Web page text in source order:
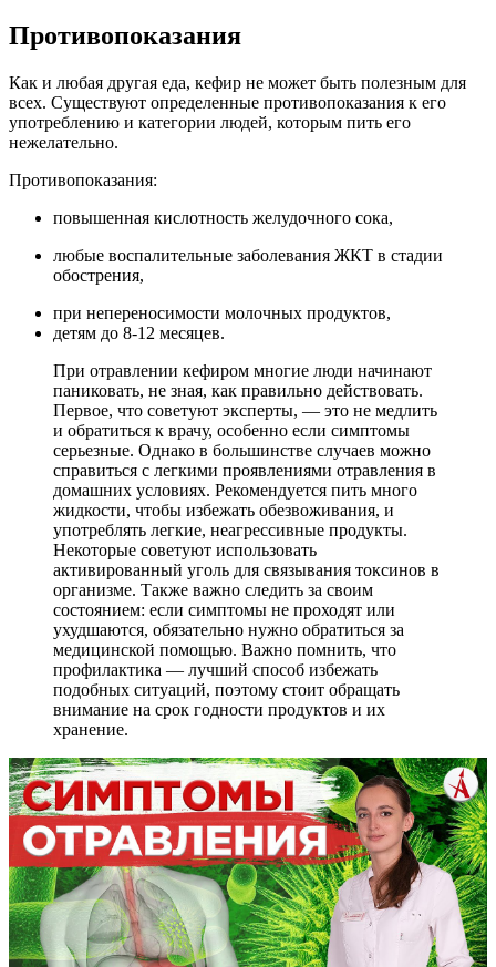
Противопоказания
Как и любая другая еда, кефир не может быть полезным для
всех. Существуют определенные противопоказания к его
употреблению и категории людей, которым пить его
нежелательно.
Противопоказания:
повышенная кислотность желудочного сока,
любые воспалительные заболевания ЖКТ в стадии
обострения,
при непереносимости молочных продуктов,
детям до 8-12 месяцев.
При отравлении кефиром многие люди начинают
паниковать, не зная, как правильно действовать.
Первое, что советуют эксперты, — это не медлить
и обратиться к врачу, особенно если симптомы
серьезные. Однако в большинстве случаев можно
справиться с легкими проявлениями отравления в
домашних условиях. Рекомендуется пить много
жидкости, чтобы избежать обезвоживания, и
употреблять легкие, неагрессивные продукты.
Некоторые советуют использовать
активированный уголь для связывания токсинов в
организме. Также важно следить за своим
состоянием: если симптомы не проходят или
ухудшаются, обязательно нужно обратиться за
медицинской помощью. Важно помнить, что
профилактика — лучший способ избежать
подобных ситуаций, поэтому стоит обращать
внимание на срок годности продуктов и их
хранение.